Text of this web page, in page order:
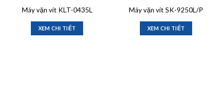
Máy vặn vít KLT-0435L
XEM CHI TIẾT
Máy vặn vít SK-9250L/P
XEM CHI TIẾT